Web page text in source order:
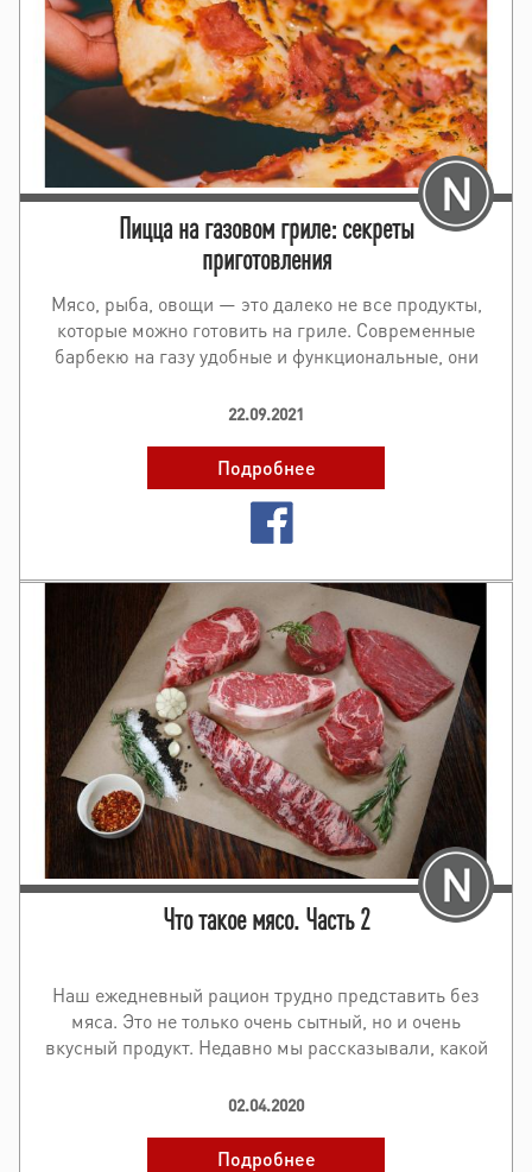
Пицца на газовом гриле: секреты
приготовления
Мясо, рыба, овощи — это далеко не все продукты,
которые можно готовить на гриле. Современные
барбекю на газу удобные и функциональные, они
выпечки. Так, пицц..
22.09.2021
Подробнее
Что такое мясо. Часть 2
Наш ежедневный рацион трудно представить без
мяса. Это не только очень сытный, но и очень
вкусный продукт. Недавно мы рассказывали, какой
прилавке и ма..
02.04.2020
Подробнее